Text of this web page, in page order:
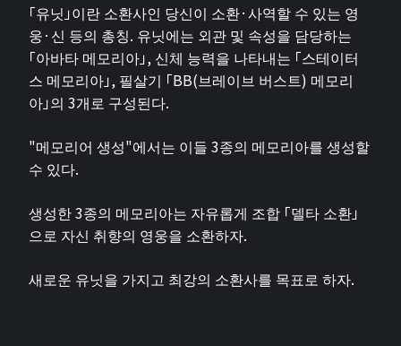
「유닛」이란 소환사인 당신이 소환·사역할 수 있는 영
웅·신 등의 총칭. 유닛에는 외관 및 속성을 담당하는
「아바타 메모리아」, 신체 능력을 나타내는 「스테이터
스 메모리아」, 필살기 「BB(브레이브 버스트) 메모리
아」의 3개로 구성된다.
"메모리어 생성"에서는 이들 3종의 메모리아를 생성할
수 있다.
생성한 3종의 메모리아는 자유롭게 조합 「델타 소환」
으로 자신 취향의 영웅을 소환하자.
새로운 유닛을 가지고 최강의 소환사를 목표로 하자.